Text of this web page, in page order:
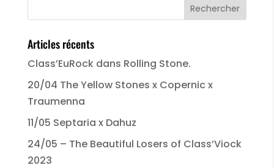
Articles récents
Class’EuRock dans Rolling Stone.
20/04 The Yellow Stones x Copernic x
Traumenna
11/05 Septaria x Dahuz
24/05 – The Beautiful Losers of Class’Viock
2023